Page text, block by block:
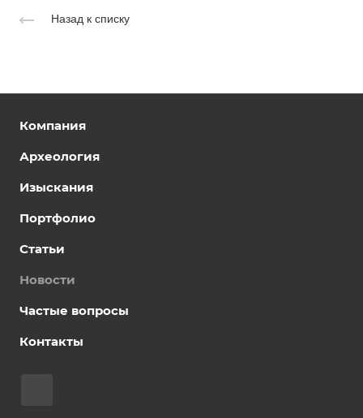
Назад к списку
Компания
Археология
Изыскания
Портфолио
Статьи
Новости
Частые вопросы
Контакты